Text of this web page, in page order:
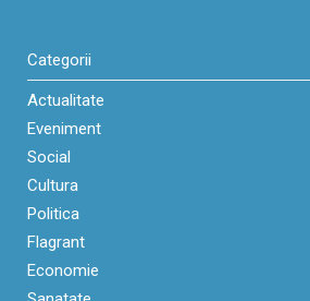
Categorii
Actualitate
Eveniment
Social
Cultura
Politica
Flagrant
Economie